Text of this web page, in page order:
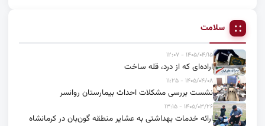
سلامت
۱۴۰۵/۰۴/۱۵ - ۱۲:۰۷
اراده‌ای که از درد، قله ساخت
۱۴۰۵/۰۴/۰۸ - ۱۱:۲۵
نشست بررسی مشکلات احداث بیمارستان روانسر
۱۴۰۵/۰۳/۲۶ - ۱۳:۱۵
ارائه خدمات بهداشتی به عشایر منطقه گون‌بان در کرمانشاه